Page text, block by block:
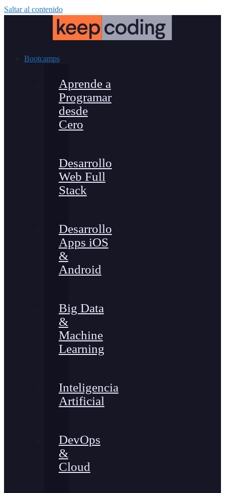
Saltar al contenido
Bootcamps
Aprende a
Programar
desde
Cero
Desarrollo
Web Full
Stack
Desarrollo
Apps iOS
&
Android
Big Data
&
Machine
Learning
Inteligencia
Artificial
DevOps
&
Cloud